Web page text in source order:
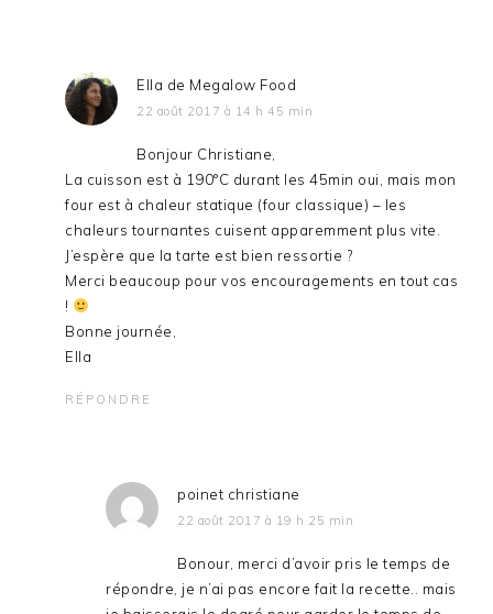
Ella de Megalow Food
22 août 2017 à 14 h 45 min
Bonjour Christiane,
La cuisson est à 190°C durant les 45min oui, mais mon
four est à chaleur statique (four classique) – les
chaleurs tournantes cuisent apparemment plus vite.
J’espère que la tarte est bien ressortie ?
Merci beaucoup pour vos encouragements en tout cas
!
Bonne journée,
Ella
RÉPONDRE
poinet christiane
22 août 2017 à 19 h 25 min
Bonour, merci d’avoir pris le temps de
répondre, je n’ai pas encore fait la recette.. mais